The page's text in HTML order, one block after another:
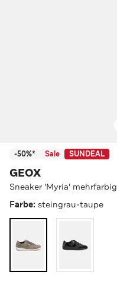
-50%* Sale SUNDEAL
GEOX
Sneaker 'Myria' mehrfarbig
Farbe: steingrau-taupe